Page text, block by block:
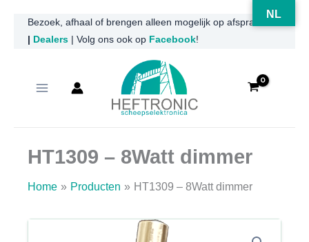
naar
inhoud
Bezoek, afhaal of brengen alleen mogelijk op afspraak
Dealers | Volg ons ook op Facebook!
HT1309 – 8Watt dimmer
Home Producten HT1309 – 8Watt dimmer
NL